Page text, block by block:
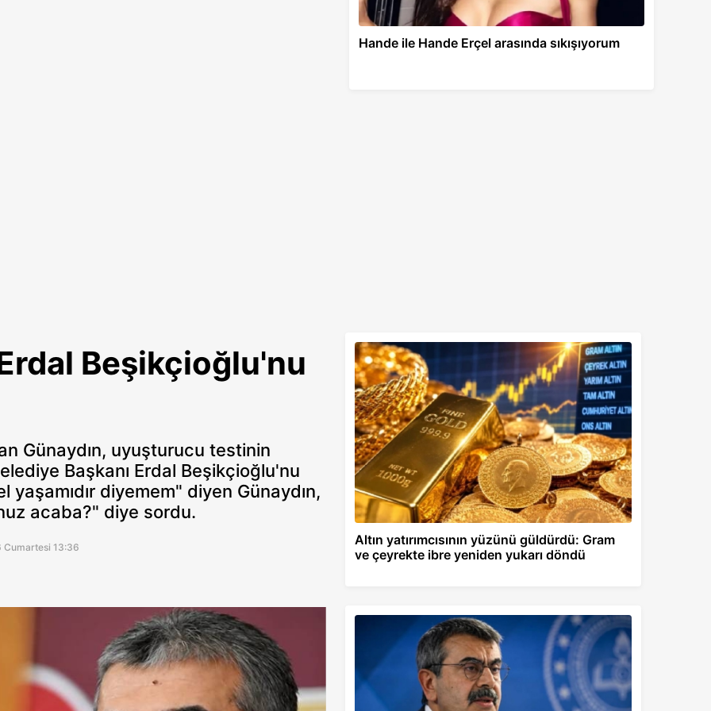
Hande ile Hande Erçel arasında sıkışıyorum
Beşikçioğlu'nu
Günaydın, uyuşturucu testinin
Başkanı Erdal Beşikçioğlu'nu
diyemem" diyen Günaydın,
acaba?" diye sordu.
Cumartesi 13:36
Altın yatırımcısının yüzünü güldürdü: Gram
ve çeyrekte ibre yeniden yukarı döndü